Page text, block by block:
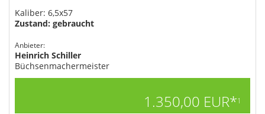
Kaliber: 6,5x57
Zustand: gebraucht
Anbieter:
Heinrich Schiller
Büchsenmachermeister
1.350,00 EUR*1